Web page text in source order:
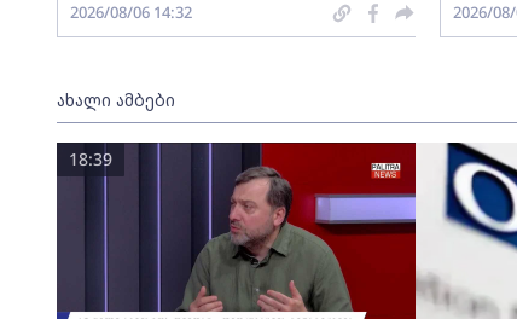
2026/08/06 14:32 2026/
ახალი ამბები
18:39